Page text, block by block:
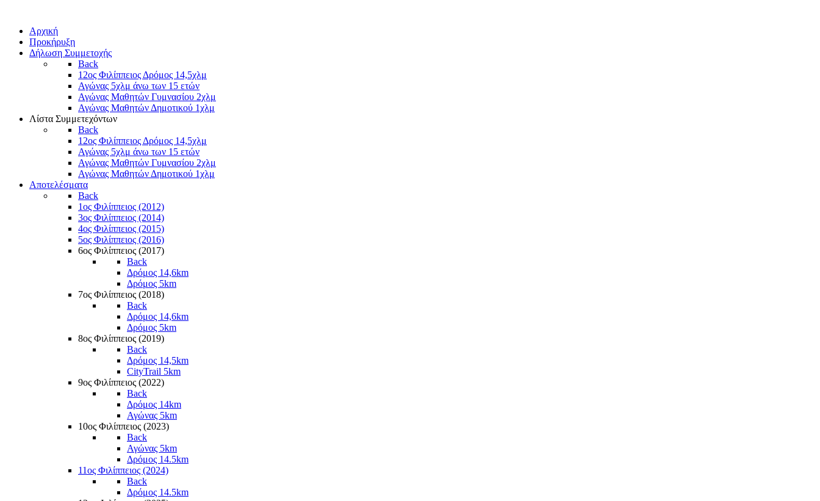
Αρχική
Προκήρυξη
Δήλωση Συμμετοχής
Back
12ος Φιλίππειος Δρόμος 14,5χλμ
Αγώνας 5χλμ άνω των 15 ετών
Αγώνας Μαθητών Γυμνασίου 2χλμ
Αγώνας Μαθητών Δημοτικού 1χλμ
Λίστα Συμμετεχόντων
Back
12ος Φιλίππειος Δρόμος 14,5χλμ
Αγώνας 5χλμ άνω των 15 ετών
Αγώνας Μαθητών Γυμνασίου 2χλμ
Αγώνας Μαθητών Δημοτικού 1χλμ
Αποτελέσματα
Back
1ος Φιλίππειος (2012)
3ος Φιλίππειος (2014)
4ος Φιλίππειος (2015)
5ος Φιλίππειος (2016)
6ος Φιλίππειος (2017)
Back
Δρόμος 14,6km
Δρόμος 5km
7ος Φιλίππειος (2018)
Back
Δρόμος 14,6km
Δρόμος 5km
8ος Φιλίππειος (2019)
Back
Δρόμος 14,5km
CityTrail 5km
9ος Φιλίππειος (2022)
Back
Δρόμος 14km
Αγώνας 5km
10ος Φιλίππειος (2023)
Back
Αγώνας 5km
Δρόμος 14.5km
11ος Φιλίππειος (2024)
Back
Δρόμος 14.5km